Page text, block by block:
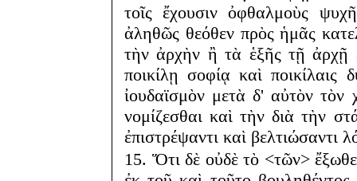
τοῖς ἔχουσιν ὀφθαλμοὺς
ἀληθῶς θεόθεν πρὸς ἡμᾶς
τὴν ἀρχὴν ἢ τὰ ἑξῆς τῇ ἀρχῇ
ποικίλῃ σοφίᾳ καὶ ποικίλαις
ἰουδαϊσμὸν μετὰ δ' αὐτὸν τὸν
νομίζεσθαι καὶ τὴν διὰ τὴν
ἐπιστρέψαντι καὶ βελτιώσαντι
15. Ὅτι δὲ οὐδὲ τὸ <τῶν>